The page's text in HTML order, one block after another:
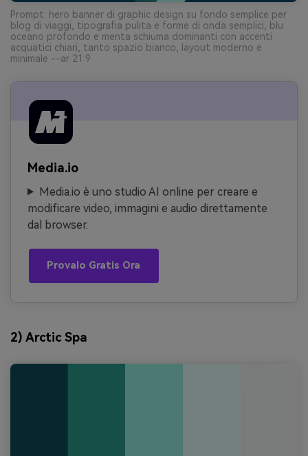
Prompt: hero banner di graphic design su fondo semplice per
blog di viaggi, tipografia pulita e forme di onda semplici, blu
oceano profondo e menta schiuma dominanti con accenti
acquatici chiari, tanto spazio bianco, layout moderno e
minimale --ar 21:9
Media.io
Media.io è uno studio AI online per creare e
modificare video, immagini e audio direttamente
dal browser.
Provalo Gratis Ora
2) Arctic Spa